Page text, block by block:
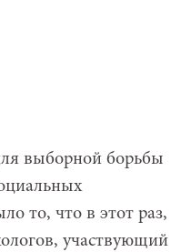
выборной борьбы
то, что в этот раз,
участвующий